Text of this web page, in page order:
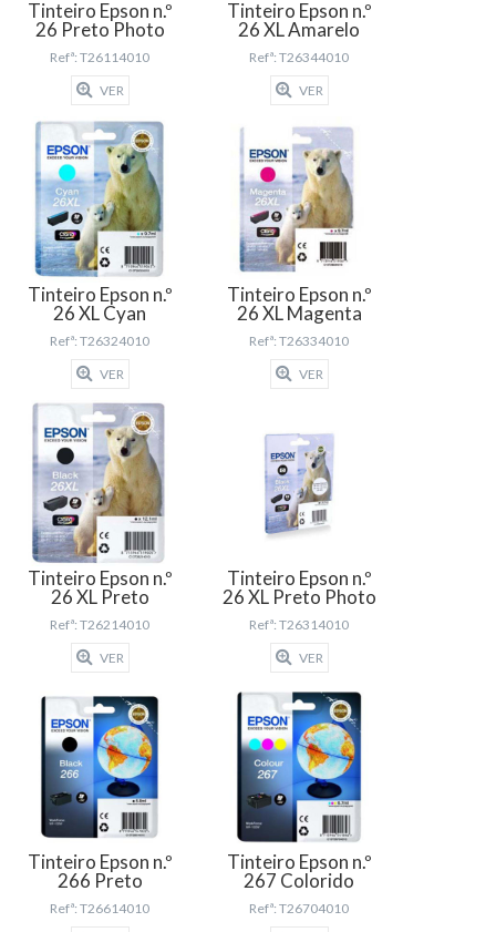
Tinteiro Epson n.º
26 Preto Photo
Refª: T26114010
VER
Tinteiro Epson n.º
26 XL Amarelo
Refª: T26344010
VER
Tinteiro Epson n.º
26 XL Cyan
Refª: T26324010
VER
Tinteiro Epson n.º
26 XL Magenta
Refª: T26334010
VER
Tinteiro Epson n.º
26 XL Preto
Refª: T26214010
VER
Tinteiro Epson n.º
26 XL Preto Photo
Refª: T26314010
VER
Tinteiro Epson n.º
266 Preto
Refª: T26614010
Tinteiro Epson n.º
267 Colorido
Refª: T26704010